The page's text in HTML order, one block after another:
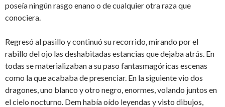
poseía ningún rasgo enano o de cualquier otra raza que
conociera.
Regresó al pasillo y continuó su recorrido, mirando por el
rabillo del ojo las deshabitadas estancias que dejaba atrás. En
todas se materializaban a su paso fantasmagóricas escenas
como la que acababa de presenciar. En la siguiente vio dos
dragones, uno blanco y otro negro, enormes, volando juntos en
el cielo nocturno. Dem había oído leyendas y visto dibujos,